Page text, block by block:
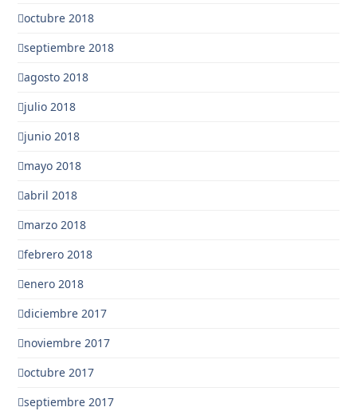
octubre 2018
septiembre 2018
agosto 2018
julio 2018
junio 2018
mayo 2018
abril 2018
marzo 2018
febrero 2018
enero 2018
diciembre 2017
noviembre 2017
octubre 2017
septiembre 2017